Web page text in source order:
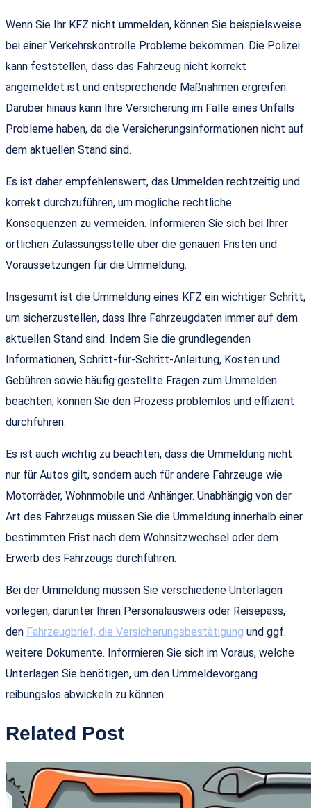
Wenn Sie Ihr KFZ nicht ummelden, können Sie beispielsweise
bei einer Verkehrskontrolle Probleme bekommen. Die Polizei
kann feststellen, dass das Fahrzeug nicht korrekt
angemeldet ist und entsprechende Maßnahmen ergreifen.
Darüber hinaus kann Ihre Versicherung im Falle eines Unfalls
Probleme haben, da die Versicherungsinformationen nicht auf
dem aktuellen Stand sind.
Es ist daher empfehlenswert, das Ummelden rechtzeitig und
korrekt durchzuführen, um mögliche rechtliche
Konsequenzen zu vermeiden. Informieren Sie sich bei Ihrer
örtlichen Zulassungsstelle über die genauen Fristen und
Voraussetzungen für die Ummeldung.
Insgesamt ist die Ummeldung eines KFZ ein wichtiger Schritt,
um sicherzustellen, dass Ihre Fahrzeugdaten immer auf dem
aktuellen Stand sind. Indem Sie die grundlegenden
Informationen, Schritt-für-Schritt-Anleitung, Kosten und
Gebühren sowie häufig gestellte Fragen zum Ummelden
beachten, können Sie den Prozess problemlos und effizient
durchführen.
Es ist auch wichtig zu beachten, dass die Ummeldung nicht
nur für Autos gilt, sondern auch für andere Fahrzeuge wie
Motorräder, Wohnmobile und Anhänger. Unabhängig von der
Art des Fahrzeugs müssen Sie die Ummeldung innerhalb einer
bestimmten Frist nach dem Wohnsitzwechsel oder dem
Erwerb des Fahrzeugs durchführen.
Bei der Ummeldung müssen Sie verschiedene Unterlagen
vorlegen, darunter Ihren Personalausweis oder Reisepass,
den Fahrzeugbrief, die Versicherungsbestätigung und ggf.
weitere Dokumente. Informieren Sie sich im Voraus, welche
Unterlagen Sie benötigen, um den Ummeldevorgang
reibungslos abwickeln zu können.
Related Post